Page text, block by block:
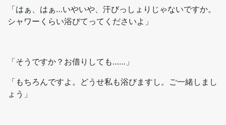
「はぁ、はぁ…いやいや、汗びっしょりじゃないですか。
シャワーくらい浴びてってくださいよ」
「そうですか？お借りしても……」
「もちろんですよ。どうせ私も浴びますし。ご一緒しまし
ょう」